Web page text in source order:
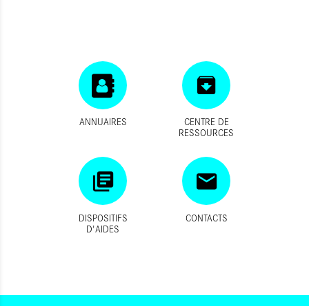
ANNUAIRES
CENTRE DE
RESSOURCES
DISPOSITIFS
D'AIDES
CONTACTS